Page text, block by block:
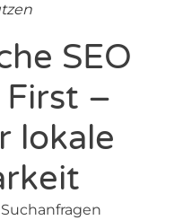
SEO
–
lokale